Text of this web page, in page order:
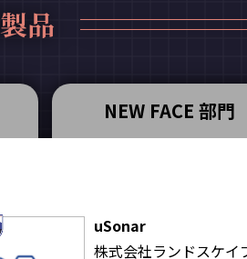
品
NEW FACE 部門
uSonar
株式会社ランドスケイ